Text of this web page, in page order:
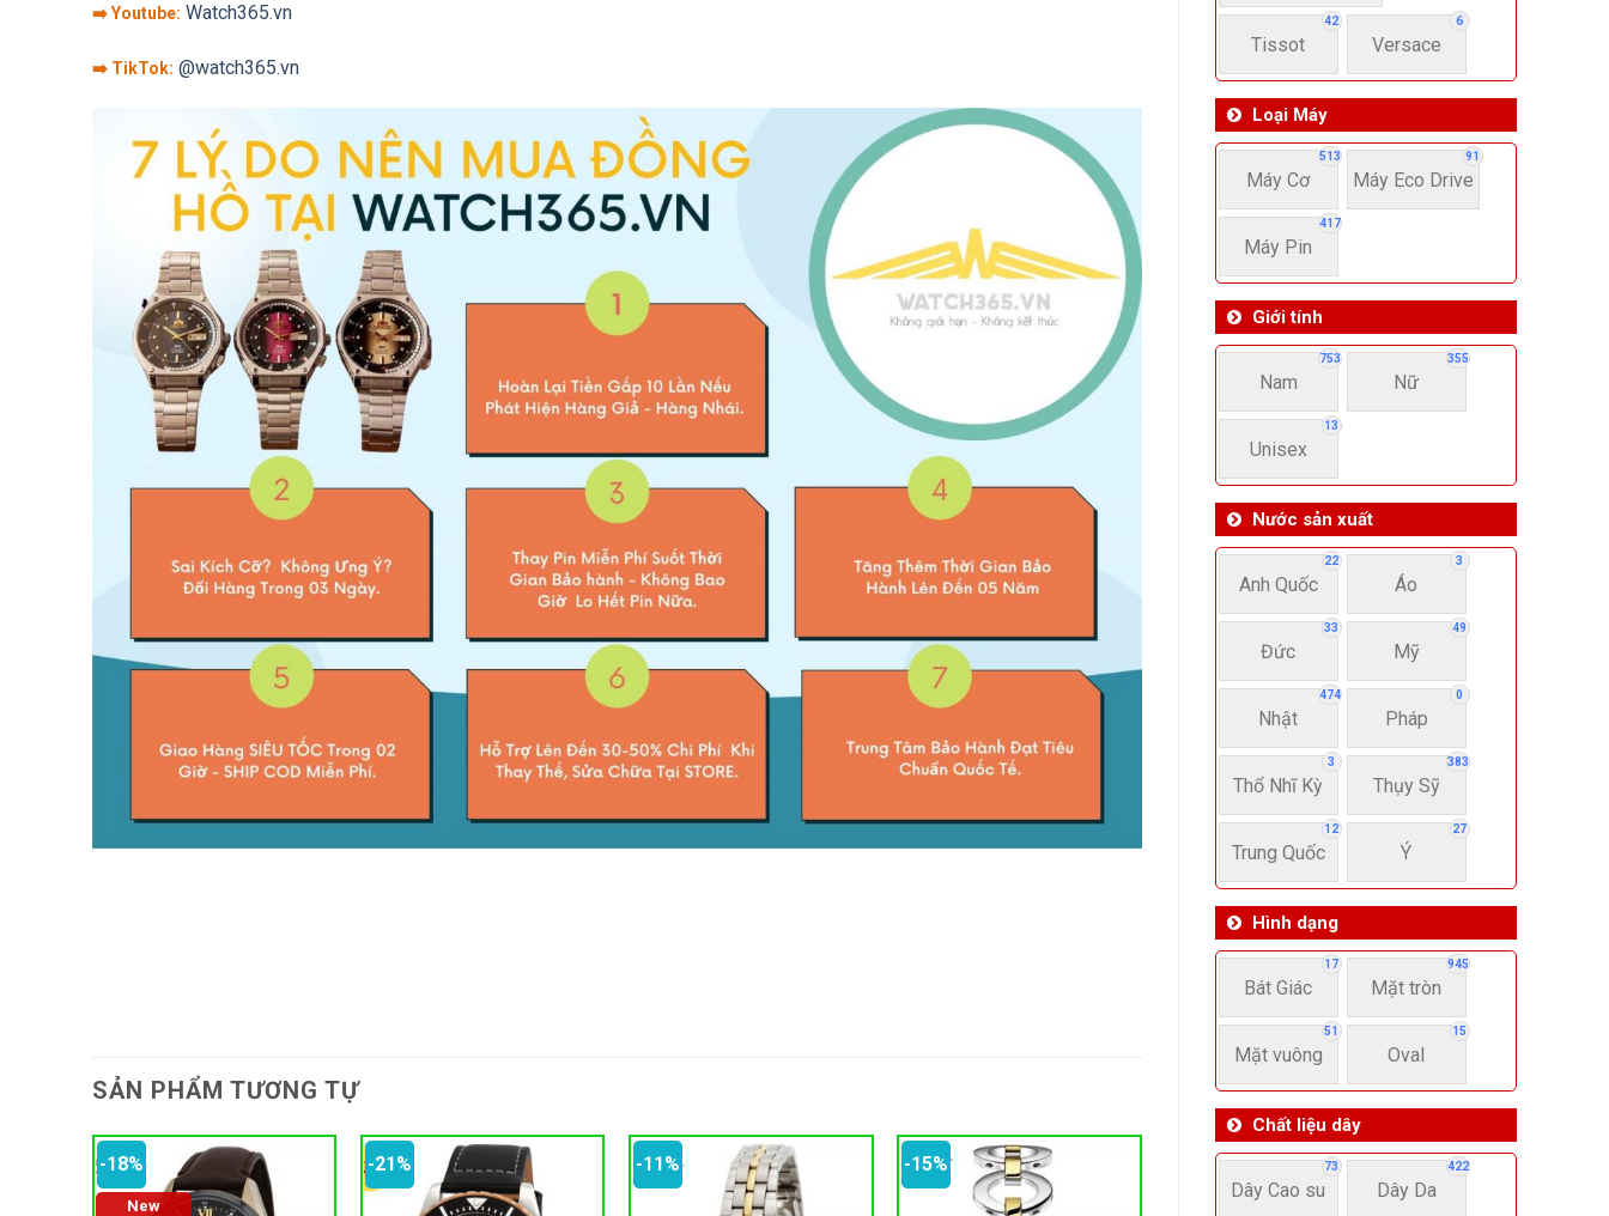
42
Tissot
6
Versace
Loại Máy
513
Máy Cơ
91
Máy Eco Drive
417
Máy Pin
Giới tính
753
Nam
355
Nữ
13
Unisex
Nước sản xuất
22
Anh Quốc
3
Áo
33
Đức
49
Mỹ
474
Nhật
0
Pháp
3
Thổ Nhĩ Kỳ
383
Thụy Sỹ
12
Trung Quốc
27
Ý
Hình dạng
17
Bát Giác
945
Mặt tròn
51
Mặt vuông
15
Oval
Chất liệu dây
73
Dây Cao su
422
Dây Da
➡️ Youtube: Watch365.vn
➡️ TikTok: @watch365.vn
SẢN PHẨM TƯƠNG TỰ
-18%
New
-21% -11% -15%